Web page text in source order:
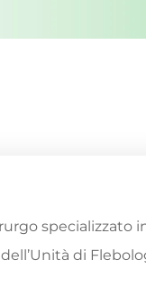
specializzato
di